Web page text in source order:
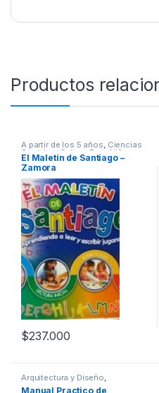
Productos
A partir de los 5 años, Ciencias
Sociales, Cultura Para Niños
Educación y Pedagogía,Infantil
Interes General
El Maletín de Santiago –
Zamora
$237.000
Arquitectura y Diseño,
Arquitectura y Urbanismo
Manual Practico de